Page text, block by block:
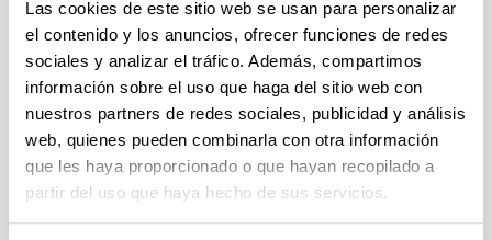
Las cookies de este sitio web se usan para personalizar
el contenido y los anuncios, ofrecer funciones de redes
sociales y analizar el tráfico. Además, compartimos
información sobre el uso que haga del sitio web con
nuestros partners de redes sociales, publicidad y análisis
web, quienes pueden combinarla con otra información
que les haya proporcionado o que hayan recopilado a
partir del uso que haya hecho de sus servicios.
Programa Fellows Gipuzkoa de atracción y retención de
talento 2023
El plazo de presentación de solicitudes finaliza el 29 de marzo
de 2023, a las13:00 (hora peninsular). Plazo interno:
22/03/2023
PIFG22/43: “Energia fotoboltakikoa autokontsumitzeko